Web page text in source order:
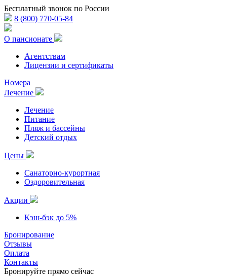
Бесплатный звонок по России
8 (800) 770-05-84
О пансионате
Агентствам
Лицензии и сертификаты
Номера
Лечение
Лечение
Питание
Пляж и бассейны
Детский отдых
Цены
Санаторно-курортная
Оздоровительная
Акции
Кэш-бэк до 5%
Бронирование
Отзывы
Оплата
Контакты
Бронируйте прямо сейчас